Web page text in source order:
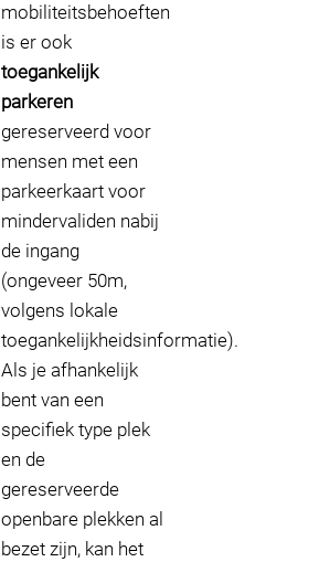
mobiliteitsbehoeften
is er ook
toegankelijk
parkeren
gereserveerd voor
mensen met een
parkeerkaart voor
mindervaliden nabij
de ingang
(ongeveer 50m,
volgens lokale
toegankelijkheidsinformatie).
Als je afhankelijk
bent van een
specifiek type plek
en de
gereserveerde
openbare plekken al
bezet zijn, kan het